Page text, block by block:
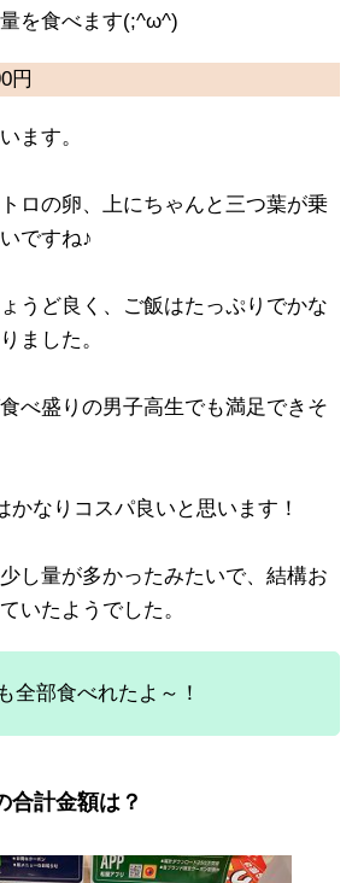
を食べます(;^ω^)
円
ます。
ロの卵、上にちゃんと三つ葉が乗
ですね♪
うど良く、ご飯はたっぷりでかな
ました。
べ盛りの男子高生でも満足できそ
かなりコスパ良いと思います！
し量が多かったみたいで、結構お
いたようでした。
全部食べれたよ～！
合計金額は？